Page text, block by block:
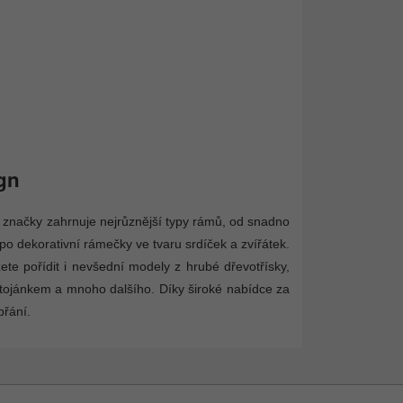
zahrnuje nejrůznější typy rámů, od snadno
dekorativní rámečky ve tvaru srdíček a zvířátek.
pořídit i nevšední modely z hrubé dřevotřísky,
a mnoho dalšího. Díky široké nabídce za